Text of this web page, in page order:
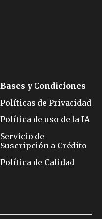
Bases y Condiciones
Políticas de Privacidad
Política de uso de la IA
Servicio de
Suscripción a Crédito
Política de Calidad